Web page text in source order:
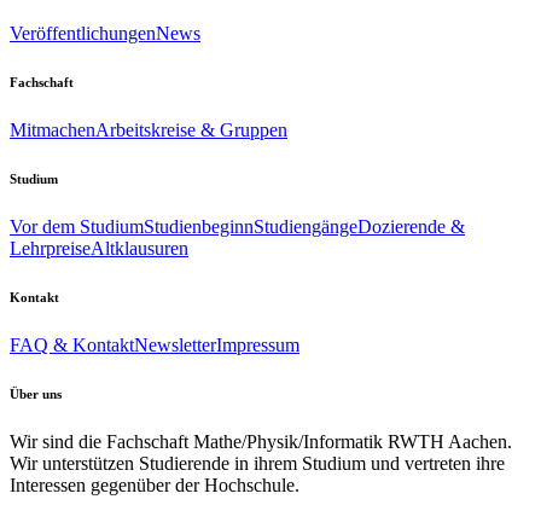
VeröffentlichungenNews
Fachschaft
MitmachenArbeitskreise & Gruppen
Studium
Vor dem StudiumStudienbeginnStudiengängeDozierende &
LehrpreiseAltklausuren
Kontakt
FAQ & KontaktNewsletterImpressum
Über uns
Wir sind die Fachschaft Mathe/Physik/Informatik RWTH Aachen.
Wir unterstützen Studierende in ihrem Studium und vertreten ihre
Interessen gegenüber der Hochschule.